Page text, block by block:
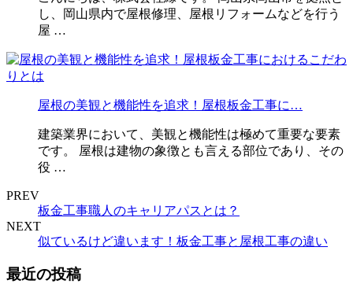
し、岡山県内で屋根修理、屋根リフォームなどを行う
屋 …
屋根の美観と機能性を追求！屋根板金工事に…
建築業界において、美観と機能性は極めて重要な要素
です。 屋根は建物の象徴とも言える部位であり、その
役 …
PREV
板金工事職人のキャリアパスとは？
NEXT
似ているけど違います！板金工事と屋根工事の違い
最近の投稿